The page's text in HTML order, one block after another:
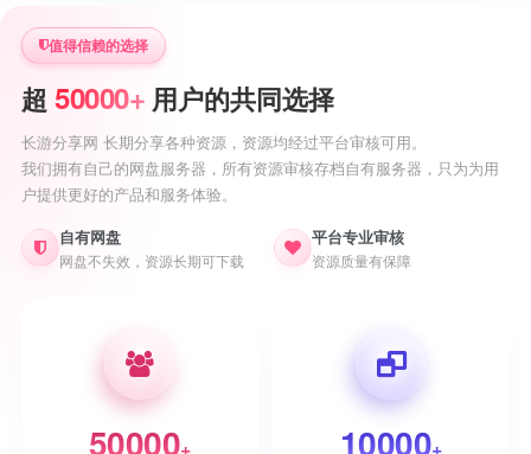
值得信赖的选择
超 50000+ 用户的共同选择
长游分享网 长期分享各种资源，资源均经过平台审核可用。
我们拥有自己的网盘服务器，所有资源审核存档自有服务器，只为为用
户提供更好的产品和服务体验。
自有网盘
网盘不失效，资源长期可下载
平台专业审核
资源质量有保障
50000 10000